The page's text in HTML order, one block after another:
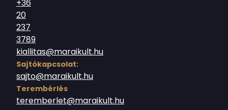
+36
20
237
3789
kiallitas@maraikult.hu
Sajtókapcsolat:
sajto@maraikult.hu
Terembérlés
teremberlet@maraikult.hu